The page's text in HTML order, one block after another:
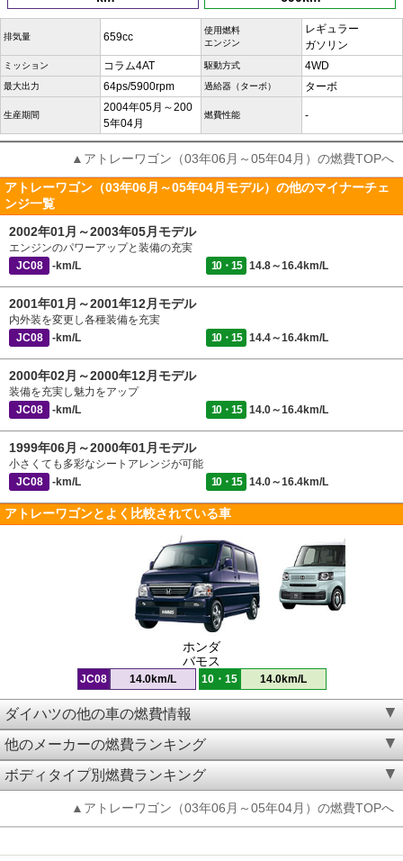
排気量 659cc
使用燃料
エンジン
レギュラー
ガソリン
ミッション コラム4AT 駆動方式 4WD
最大出力 64ps/5900rpm 過給器（ターボ） ターボ
生産期間
2004年05月～200
5年04月
燃費性能 -
▲アトレーワゴン（03年06月～05年04月）の燃費TOPへ
アトレーワゴン（03年06月～05年04月モデル）の他のマイナーチェ
ンジ一覧
2002年01月～2003年05月モデル
エンジンのパワーアップと装備の充実
JC08
-km/L 10・15 14.8～16.4km/L
2001年01月～2001年12月モデル
内外装を変更し各種装備を充実
JC08
-km/L 10・15 14.4～16.4km/L
2000年02月～2000年12月モデル
装備を充実し魅力をアップ
JC08
-km/L 10・15 14.0～16.4km/L
1999年06月～2000年01月モデル
小さくても多彩なシートアレンジが可能
JC08
-km/L 10・15 14.0～16.4km/L
アトレーワゴンとよく比較されている車
ホンダ
バモス
JC08 14.0km/L 10・15 14.0km/L
ダイハツの他の車の燃費情報
他のメーカーの燃費ランキング
ボディタイプ別燃費ランキング
▲アトレーワゴン（03年06月～05年04月）の燃費TOPへ